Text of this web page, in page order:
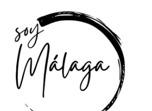
contenido